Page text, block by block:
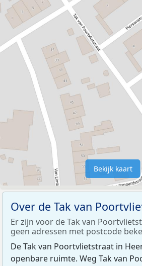
Bekijk kaart
Over de Tak van
Er zijn voor de Tak van
geen adressen met postcode
De Tak van Poortvlietstraat in
openbare ruimte. Weg Tak van